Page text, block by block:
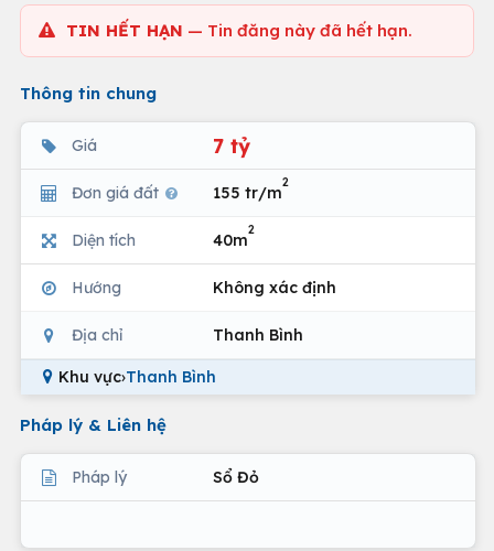
TIN HẾT HẠN — Tin đăng này đã hết hạn.
Thông tin chung
Giá 7 tỷ
Đơn giá đất 155 tr/m
2
Diện tích 40m
2
Hướng Không xác định
Địa chỉ Thanh Bình
Khu vực›Thanh Bình
Pháp lý & Liên hệ
Pháp lý Sổ Đỏ